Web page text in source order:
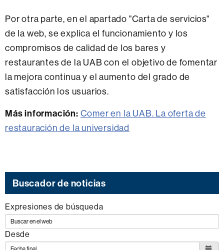
Por otra parte, en el apartado "Carta de servicios"
de la web, se explica el funcionamiento y los
compromisos de calidad de los bares y
restaurantes de la UAB con el objetivo de fomentar
la mejora continua y el aumento del grado de
satisfacción los usuarios.
Más información: Comer en la UAB. La oferta de
restauración de la universidad
Buscador de noticias
Expresiones de búsqueda
Desde